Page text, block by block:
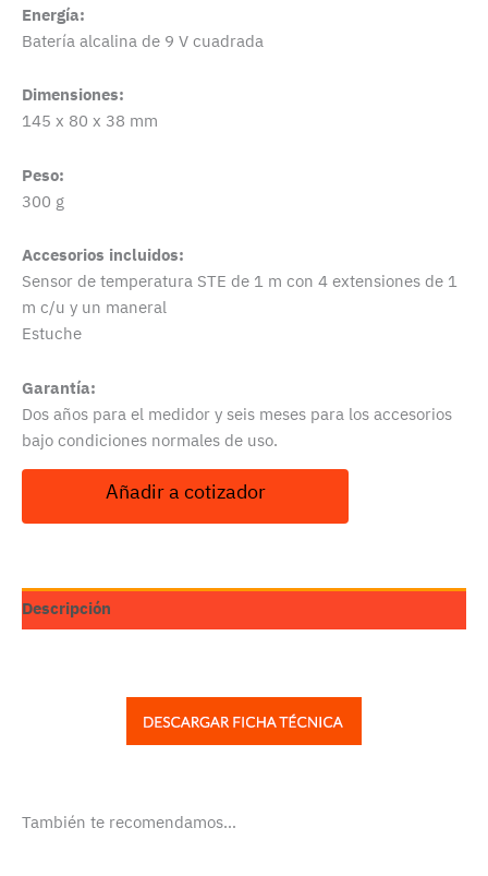
Energía:
Batería alcalina de 9 V cuadrada
Dimensiones:
145 x 80 x 38 mm
Peso:
300 g
Accesorios incluidos:
Sensor de temperatura STE de 1 m con 4 extensiones de 1
m c/u y un maneral
Estuche
Garantía:
Dos años para el medidor y seis meses para los accesorios
bajo condiciones normales de uso.
Añadir a cotizador
Descripción
También te recomendamos…